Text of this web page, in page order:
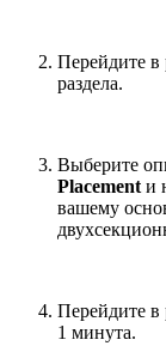
Перейдите
раздела.
Выберите
Placement и
вашему
Перейдите
1 минута.